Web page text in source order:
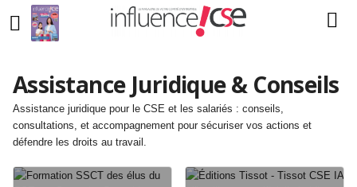
Assistance Juridique & Conseils
Assistance juridique pour le CSE et les salariés : conseils,
consultations, et accompagnement pour sécuriser vos actions et
défendre les droits au travail.